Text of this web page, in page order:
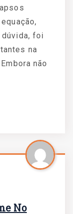
dúvida, foi
na
não
No